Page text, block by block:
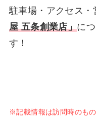
駐車場・アクセス・
屋 五条創業店」に
す！
※記載情報は訪問時のも